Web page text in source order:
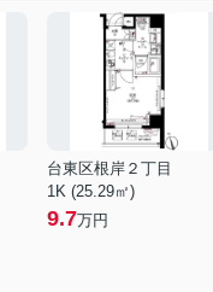
台東区根岸２丁目
1K (25.29㎡)
9.7万円